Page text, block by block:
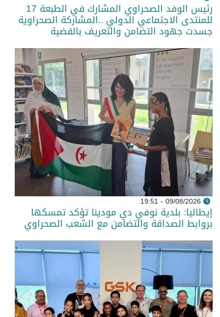
رئيس الوفد الصحراوي المشارك في الطبعة 17
للمنتدى الاجتماعي الدولي ..المشاركة الصحراوية
جسدت جهود التضامن والتعريف بالقضية
09/08/2026 - 19:51
إيطاليا: بلدية نوفي دي مودينا تؤكد تمسكها
بروابط الصداقة والتضامن مع الشعب الصحراوي